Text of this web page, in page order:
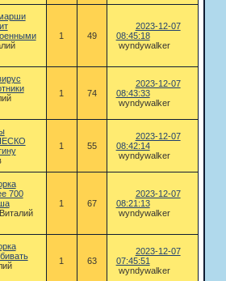
1 49
2023-12-07
08:45:18
wyndywalker
1 74
2023-12-07
08:43:33
wyndywalker
1 55
2023-12-07
08:42:14
wyndywalker
700
Виталий
1 67
2023-12-07
08:21:13
wyndywalker
1 63
2023-12-07
07:45:51
wyndywalker